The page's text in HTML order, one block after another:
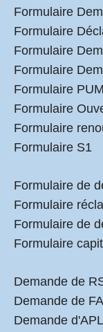
Formulaire
Formulaire
Formulaire
Formulaire
Formulaire
Formulaire
Formulaire
Formulaire S1
Formulaire de
Formulaire
Formulaire de
Formulaire
Demande de
Demande de
Demande d'APL